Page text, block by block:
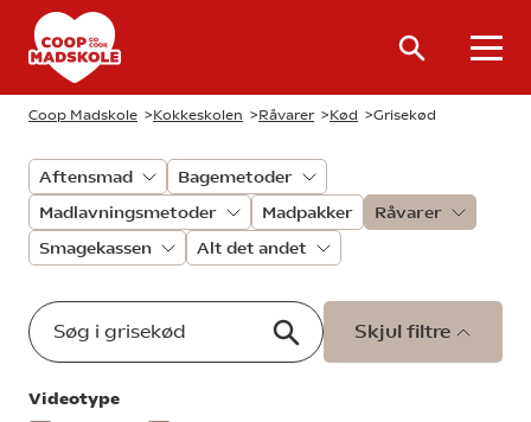
Coop Madskole >Kokkeskolen >Råvarer >Kød >Grisekød
Aftensmad
Bagemetoder
Madlavningsmetoder
Madpakker
Råvarer
Smagekassen
Alt det andet
Skjul filtre
Videotype